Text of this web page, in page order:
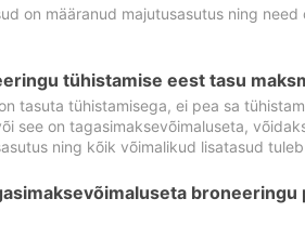
on määranud majutusasutus ning
tühistamise eest tasu
tasuta tühistamisega, ei pea sa
see on tagasimaksevõimaluseta,
ning kõik võimalikud lisatasud